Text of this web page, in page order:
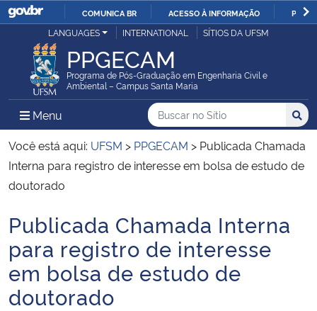
IR
PARA
O
CONTEÚDO
COMUNICA BR ACESSO À INFORMAÇÃO
Ministério da Justiça e Segurança Pública
Ministério da Defesa
Ministério das Relações Exteriores
Ministério da Economia
Ministério da Infraestrutura
Ministério da Agricultura, Pecuária e Abastecimento
Ministério da Educação
LANGUAGES INTERNATIONAL SÍTIOS DA UFSM
PPGECAM
Programa de Pós-Graduação em Engenharia Civil e
Ambiental – Campus Santa Maria
Menu Menu Principal do Sítio
Busca
Buscar no no Sítio
Busca:
Você está aqui: UFSM > PPGECAM > Publicada Chamada
Interna para registro de interesse em bolsa de estudo de
doutorado
Início do conteúdo
Publicada Chamada Interna
para registro de interesse
em bolsa de estudo de
doutorado